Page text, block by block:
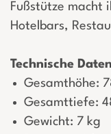
Fußstütze macht
Hotelbars,
Technische Daten
Gesamthöhe:
Gesamttiefe:
Gewicht: 7 kg